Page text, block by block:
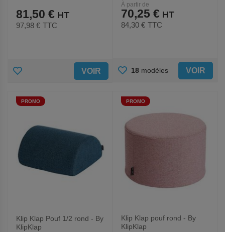
81,50 €
97,98 € TTC
AJOUTER
FAVORIS
VOIR
À partir de
70,25 €
84,30 € TTC
AJOUTER
FAVORIS
18 modèles VOIR
PROMO
Klip Klap Pouf 1/2 rond - By
KlipKlap
PROMO
Klip Klap pouf rond - By
KlipKlap